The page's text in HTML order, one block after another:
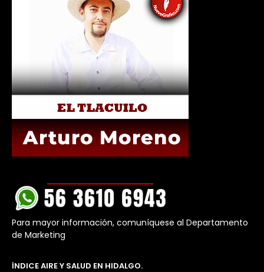
Para mayor información, comuníquese al Departamento
de Marketing
ÍNDICE AIRE Y SALUD EN HIDALGO.